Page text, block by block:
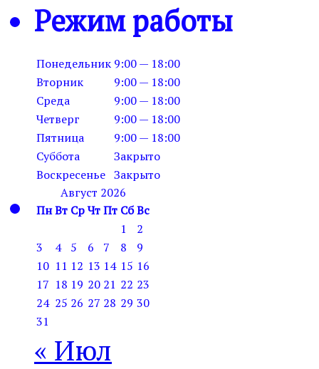
Режим работы
Понедельник 9:00 — 18:00
Вторник
9:00 — 18:00
Среда
9:00 — 18:00
Четверг
9:00 — 18:00
Пятница
9:00 — 18:00
Суббота
Закрыто
Воскресенье Закрыто
Август 2026
ПнВт СрЧтПт СбВс
1
2
3
4 5 6 7 8
9
10 11 12 13 14 15 16
17 18 19 20 21 22 23
24 25 26 27 28 29 30
31
« Июл